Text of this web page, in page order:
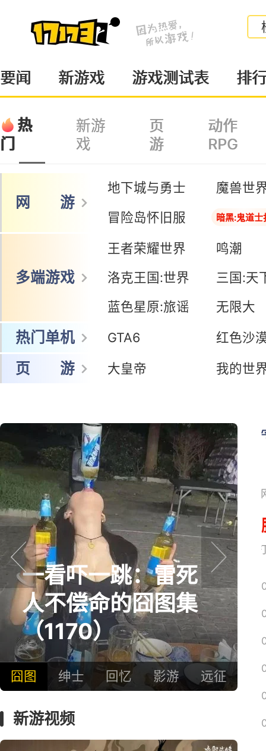
要闻 新游戏 游戏测试表 排
热
戏
页
游
动作
RPG
网 游
地下城与勇士
魔兽世
冒险岛怀旧服
暗黑:鬼道士
多端游戏
王者荣耀世界
鸣潮
洛克王国:世界
三国:天
蓝色星原:旅谣
无限大
页 游 大皇帝 我的世
一看吓一跳：雷死
人不偿命的囧图集
（1170）
prev next
网易搜